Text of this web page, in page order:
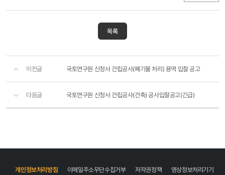
목록
이전글 ​국토연구원 신청사 건립공사(폐기물 처리) 용역 입찰 공고​
다음글 국토연구원 신청사 건립공사(건축) 공사입찰공고(긴급)
개인정보처리방침 이메일주소무단수집거부 저작권정책
영상정보처리기기